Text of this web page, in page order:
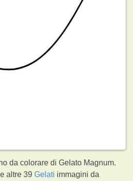
da colorare di Gelato Magnum.
altre 39Gelati immagini da